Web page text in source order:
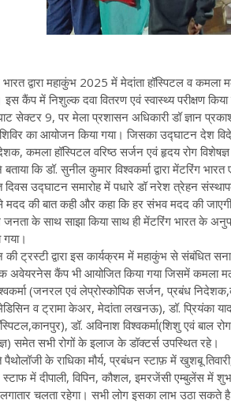
द्वारा महाकुंभ 2025 में मेदांता हॉस्पिटल व कमला
कैंप में निशुल्क दवा वितरण एवं स्वास्थ्य परीक्षण किया
सेक्टर 9, पर मेला प्रशासन अधिकारी डॉ ज्ञान
शिविर का आयोजन किया गया। जिसका उद्घाटन देश
कमला हॉस्पिटल वरिष्ठ सर्जन एवं हृदय रोग
कि डॉ. सुनील कुमार विश्वकर्मा द्वारा मेंटरिंग
दिवस उद्घाटन समारोह में पधारे डॉ नरेश त्रेहन
की बात कही और कहा कि हर संभव मदद की
के साथ साझा किया साथ ही मेंटरिंग भारत के
गया।
ट्रस्टी द्वारा इस कार्यक्रम में महाकुंभ से संबंधित
एक अवेयरनेस कैंप भी आयोजित किया गया जिसमें
(जनरल एवं लेप्रोस्कोपिक सर्जन, प्रबंध
व ट्रामा केअर, मेदांता लखनऊ), डॉ. प्रियंका
डॉ. अविनाश विश्वकर्मा(शिशु एवं बाल रोग
समेत सभी रोगों के इलाज के डॉक्टर्स उपस्थित रहे।
पैथोलॉजी के राधिका मौर्य, प्रबंधन स्टाफ़ में खुशबू
स्टाफ में दीपाली, विपिन, कौशल, इमरजेंसी एम्बुलेंस में
लगातार चलता रहेगा। सभी लोग इसका लाभ उठा सकते